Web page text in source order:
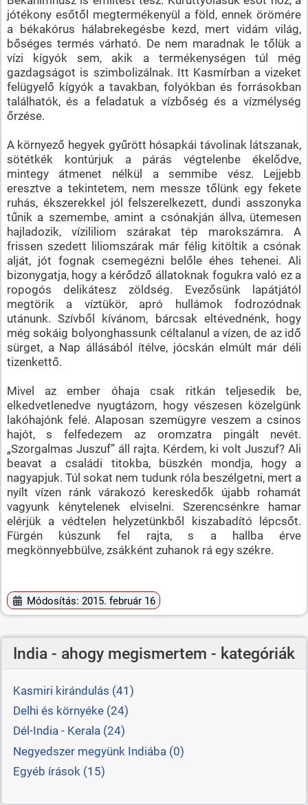
jótékony esőtől megtermékenyül a föld, ennek örömére
a békakórus hálabrekegésbe kezd, mert vidám világ,
bőséges termés várható. De nem maradnak le tőlük a
vízi kígyók sem, akik a termékenységen túl még
gazdagságot is szimbolizálnak. Itt Kasmírban a vizeket
felügyelő kígyók a tavakban, folyókban és forrásokban
találhatók, és a feladatuk a vízbőség és a vízmélység
őrzése.
A környező hegyek gyűrött hósapkái távolinak látszanak,
sötétkék kontúrjuk a párás végtelenbe ékelődve,
mintegy átmenet nélkül a semmibe vész. Lejjebb
eresztve a tekintetem, nem messze tőlünk egy fekete
ruhás, ékszerekkel jól felszerelkezett, dundi asszonyka
tűnik a szemembe, amint a csónakján állva, ütemesen
hajladozik, vízililiom szárakat tép marokszámra. A
frissen szedett liliomszárak már félig kitöltik a csónak
alját, jót fognak csemegézni belőle éhes tehenei. Ali
bizonygatja, hogy a kérődző állatoknak fogukra való ez a
ropogós delikátesz zöldség. Evezősünk lapátjától
megtörik a víztükör, apró hullámok fodrozódnak
utánunk. Szívből kívánom, bárcsak eltévednénk, hogy
még sokáig bolyonghassunk céltalanul a vízen, de az idő
sürget, a Nap állásából ítélve, jócskán elmúlt már déli
tizenkettő.
Mivel az ember óhaja csak ritkán teljesedik be,
elkedvetlenedve nyugtázom, hogy vészesen közelgünk
lakóhajónk felé. Alaposan szemügyre veszem a csinos
hajót, s felfedezem az oromzatra pingált nevét.
„Szorgalmas Juszuf” áll rajta. Kérdem, ki volt Juszuf? Ali
beavat a családi titokba, büszkén mondja, hogy a
nagyapjuk. Túl sokat nem tudunk róla beszélgetni, mert a
nyílt vízen ránk várakozó kereskedők újabb rohamát
vagyunk kénytelenek elviselni. Szerencsénkre hamar
elérjük a védtelen helyzetünkből kiszabadító lépcsőt.
Fürgén kúszunk fel rajta, s a hallba érve
megkönnyebbülve, zsákként zuhanok rá egy székre.
Módosítás: 2015. február 16
India - ahogy megismertem - kategóriák
Kasmiri kirándulás (41)
Delhi és környéke (24)
Dél-India - Kerala (24)
Negyedszer megyünk Indiába (0)
Egyéb írások (15)